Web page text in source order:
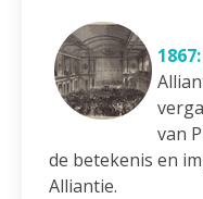
1867:
van
de betekenis en
Alliantie.